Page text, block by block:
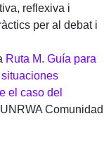
reflexiva i
per al debat i
Ruta M. Guía para
el caso del
Comunidad